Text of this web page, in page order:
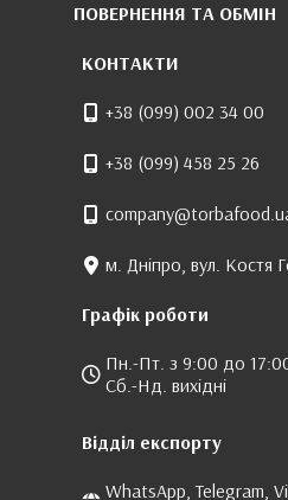
ПОВЕРНЕННЯ ТА ОБМІН
КОНТАКТИ
+38 (099) 002 34 00
+38 (099) 458 25 26
м. Дніпро, вул. Костя
Графік роботи
Пн.-Пт. з 9:00 до
Сб.-Нд. вихідні
Відділ експорту
WhatsApp, Telegram,